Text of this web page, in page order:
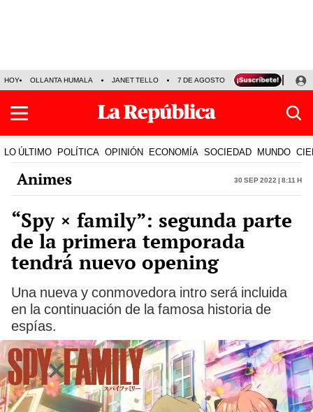
HOY OLLANTA HUMALA JANET TELLO 7 DE AGOSTO TINKA RESULTADOS
LO ÚLTIMO POLÍTICA OPINIÓN ECONOMÍA SOCIEDAD MUNDO
Animes 30 Sep 2022 | 8:11 h
“Spy × family”: segunda parte
de la primera temporada
tendrá nuevo opening
Una nueva y conmovedora intro será incluida
en la continuación de la famosa historia de
espías.